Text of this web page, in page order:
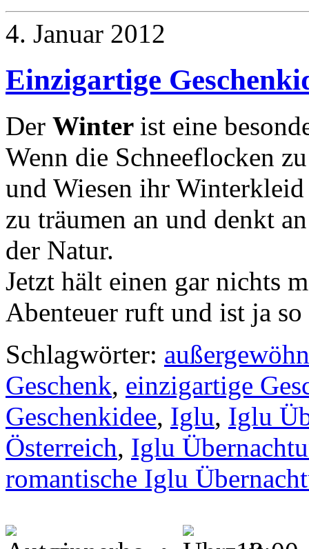
4. Januar 2012
Einzigartige
Der Winter ist eine
Wenn die Schneeflocken
und Wiesen ihr
zu träumen an und denkt
der Natur.
Jetzt hält einen gar nichts
Abenteuer ruft und ist ja
Schlagwörter:
Geschenk, einzigartige
Geschenkidee, Iglu, Iglu
Österreich, Iglu
romantische Iglu